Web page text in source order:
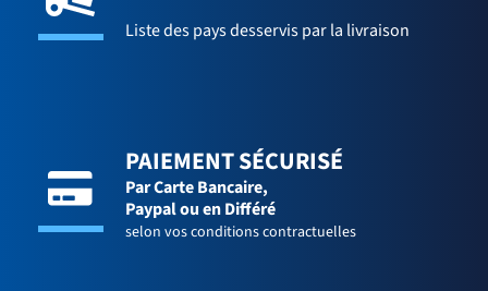
Liste des pays desservis par la livraison
PAIEMENT SÉCURISÉ
Par Carte Bancaire,
Paypal ou en Différé
selon vos conditions contractuelles